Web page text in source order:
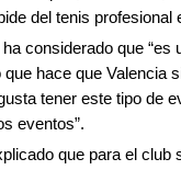
del tenis profesional
considerado que
hace que Valencia
tener este tipo de
eventos”.
que para el